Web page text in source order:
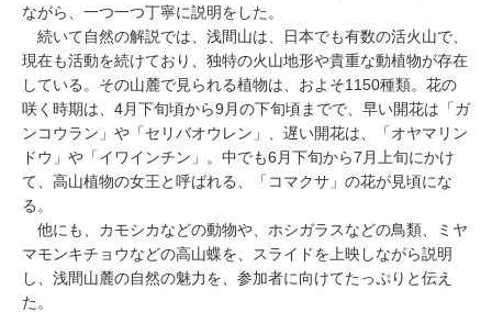
ながら、一つ一つ丁寧に説明をした。
続いて自然の解説では、浅間山は、日本でも有数の活火山で、
現在も活動を続けており、独特の火山地形や貴重な動植物が存在
している。その山麓で見られる植物は、およそ1150種類。花の
咲く時期は、4月下旬頃から9月の下旬頃までで、早い開花は「ガ
ンコウラン」や「セリバオウレン」、遅い開花は、「オヤマリン
ドウ」や「イワインチン」。中でも6月下旬から7月上旬にかけ
て、高山植物の女王と呼ばれる、「コマクサ」の花が見頃にな
る。
他にも、カモシカなどの動物や、ホシガラスなどの鳥類、ミヤ
マモンキチョウなどの高山蝶を、スライドを上映しながら説明
し、浅間山麓の自然の魅力を、参加者に向けてたっぷりと伝え
た。